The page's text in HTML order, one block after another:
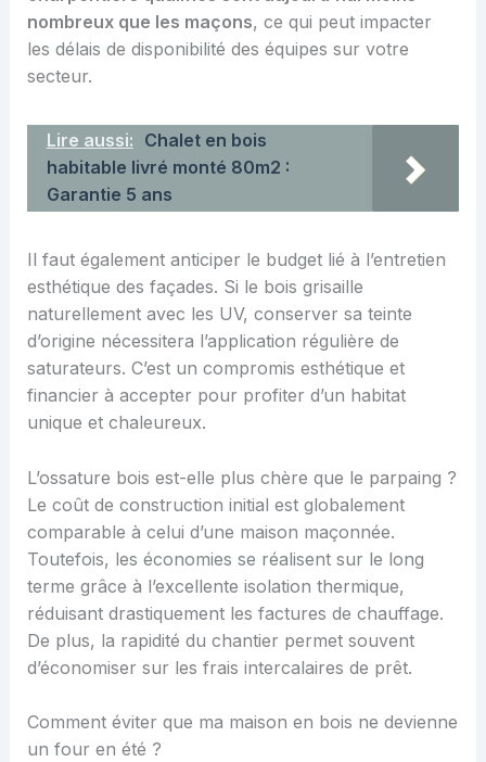
nombreux que les maçons, ce qui peut impacter
les délais de disponibilité des équipes sur votre
secteur.
Lire aussi: Chalet en bois
habitable livré monté 80m2 :
Garantie 5 ans
Il faut également anticiper le budget lié à l’entretien
esthétique des façades. Si le bois grisaille
naturellement avec les UV, conserver sa teinte
d’origine nécessitera l’application régulière de
saturateurs. C’est un compromis esthétique et
financier à accepter pour profiter d’un habitat
unique et chaleureux.
L’ossature bois est-elle plus chère que le parpaing ?
Le coût de construction initial est globalement
comparable à celui d’une maison maçonnée.
Toutefois, les économies se réalisent sur le long
terme grâce à l’excellente isolation thermique,
réduisant drastiquement les factures de chauffage.
De plus, la rapidité du chantier permet souvent
d’économiser sur les frais intercalaires de prêt.
Comment éviter que ma maison en bois ne devienne
un four en été ?